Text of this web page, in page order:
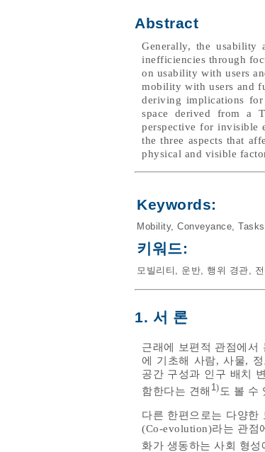
Abstract
Generally, the usability
inefficiencies through
on usability with users
mobility with users and
deriving implications
space derived from a
perspective for invisible
the three aspects that
physical and visible
Keywords:
Mobility, Conveyance,
키워드:
모빌리티 , 운반, 행위 경관,
1. 서 론
근래에 보편적 관점에서
에 기초해 사람, 사물,
공간 구성과 인구 배치
함한다는 견해 1) 도 볼 수
다른 한편으로는 다양한
(Co-evolution)라는 관점
화가 생동하는 사회 형성